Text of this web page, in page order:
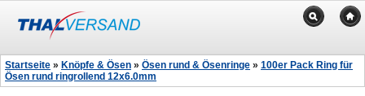
Startseite » Knöpfe & Ösen » Ösen rund & Ösenringe » 100er Pack Ring für
Ösen rund ringrollend 12x6.0mm